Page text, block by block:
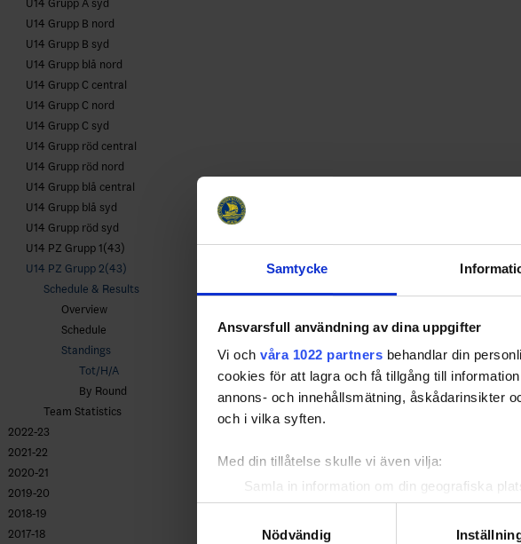
Samtycke
Ansvarsfull användning av dina uppgifter
Vi och våra 1022 partners behandlar din
cookies för att lagra och få tillgång till
annons- och innehållsmätning, åskådarinsikter
och i vilka syften.
Med din tillåtelse skulle vi även vilja:
Samla in information om din geografiska
Identifiera din enhet genom att aktivt
Ta reda på mer om hur dina personliga
Nödvändig
U14 Grupp A syd
U14 Grupp B nord
U14 Grupp B syd
U14 Grupp blå nord
U14 Grupp C central
U14 Grupp C nord
U14 Grupp C syd
U14 Grupp röd central
U14 Grupp röd nord
U14 Grupp blå central
U14 Grupp blå syd
U14 Grupp röd syd
U14 PZ Grupp 1(43)
U14 PZ Grupp 2(43)
Schedule & Results
Overview
Schedule
Standings
Tot/H/A
By Round
Team Statistics
2022-23
2021-22
2020-21
2019-20
2018-19
2017-18